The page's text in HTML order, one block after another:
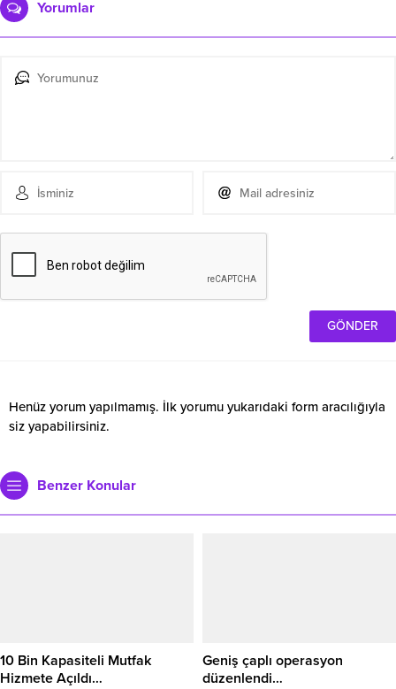
Yorumlar
Henüz yorum yapılmamış. İlk yorumu yukarıdaki form aracılığıyla
siz yapabilirsiniz.
Benzer Konular
10 Bin Kapasiteli Mutfak
Hizmete Açıldı…
Geniş çaplı operasyon
düzenlendi…